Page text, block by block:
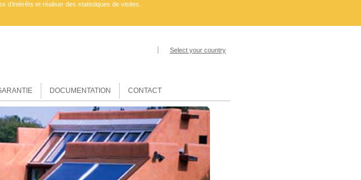
et réaliser des statistiques de visites.
Select your country
DOCUMENTATION CONTACT